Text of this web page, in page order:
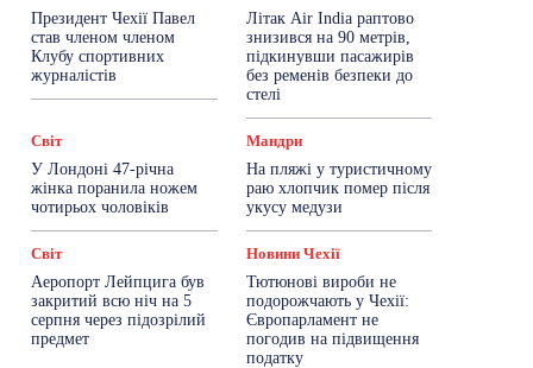
Президент Чехії Павел
став членом членом
Клубу спортивних
журналістів
Літак Air India раптово
знизився на 90 метрів,
підкинувши пасажирів
без ременів безпеки до
стелі
Світ
У Лондоні 47-річна
жінка поранила ножем
чотирьох чоловіків
Мандри
На пляжі у туристичному
раю хлопчик помер після
укусу медузи
Світ
Аеропорт Лейпцига був
закритий всю ніч на 5
серпня через підозрілий
предмет
Новини Чехії
Тютюнові вироби не
подорожчають у Чехії:
Європарламент не
погодив на підвищення
податку